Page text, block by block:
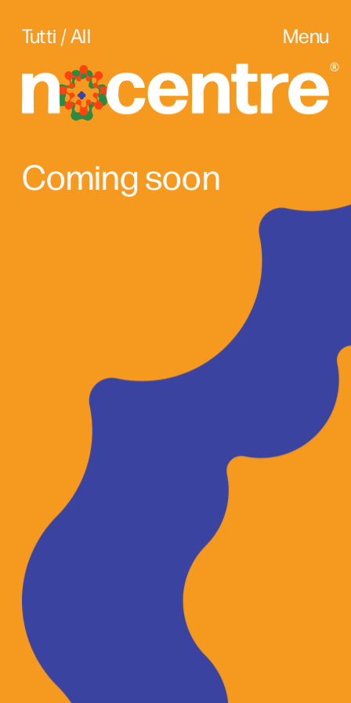
Menu
Tutti / All
Coming soon